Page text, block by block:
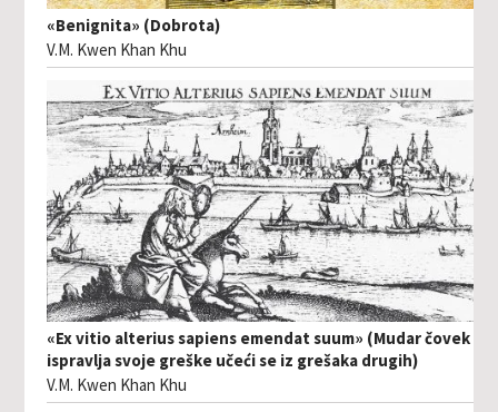
«Benignita» (Dobrota)
V.M. Kwen Khan Khu
«Ex vitio alterius sapiens emendat suum» (Mudar čovek
ispravlja svoje greške učeći se iz grešaka drugih)
V.M. Kwen Khan Khu